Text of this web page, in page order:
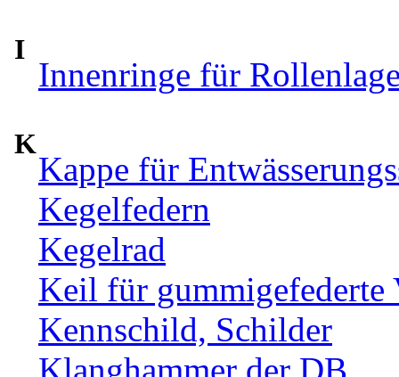
I
Innenringe für
K
Kappe für
Kegelfedern
Kegelrad
Keil für gummigefederte
Kennschild, Schilder
Klanghammer der DB